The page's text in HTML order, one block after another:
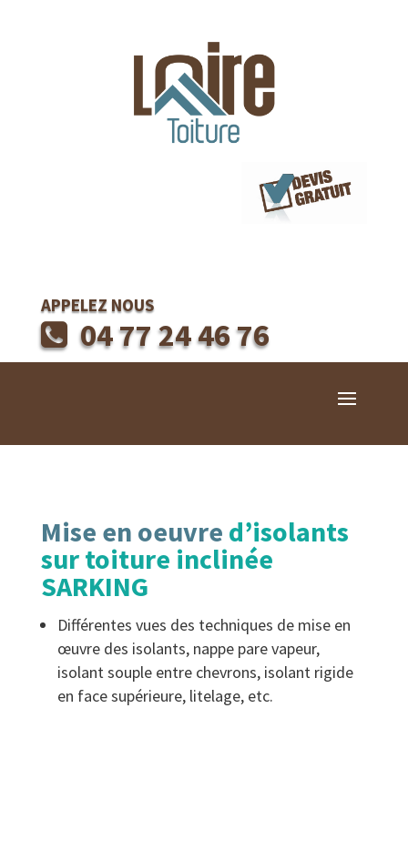
APPELEZ NOUS
04 77 24 46 76
Mise en oeuvre d’isolants
sur toiture inclinée
SARKING
Différentes vues des techniques de mise en
œuvre des isolants, nappe pare vapeur,
isolant souple entre chevrons, isolant rigide
en face supérieure, litelage, etc.